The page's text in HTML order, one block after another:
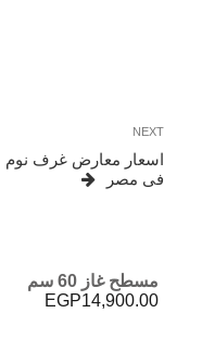
المقالات
Next
Post
NEXT
اسعار معارض غرف نوم
فى مصر
مسطح غاز 60 سم
EGP14,900.00